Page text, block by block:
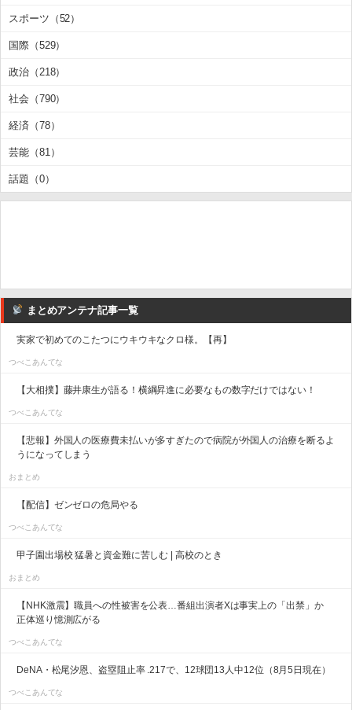
スポーツ（52）
国際（529）
政治（218）
社会（790）
経済（78）
芸能（81）
話題（0）
まとめアンテナ記事一覧
実家で初めてのこたつにウキウキなクロ様。【再】
つべこあんてな
【大相撲】藤井康生が語る！横綱昇進に必要なもの数字だけではない！
つべこあんてな
【悲報】外国人の医療費未払いが多すぎたので病院が外国人の治療を断るよ
うになってしまう
おまとめ
【配信】ゼンゼロの危局やる
つべこあんてな
甲子園出場校 猛暑と資金難に苦しむ | 高校のとき
おまとめ
【NHK激震】職員への性被害を公表…番組出演者Xは事実上の「出禁」か
正体巡り憶測広がる
つべこあんてな
DeNA・松尾汐恩、盗塁阻止率 .217で、12球団13人中12位（8月5日現在）
つべこあんてな